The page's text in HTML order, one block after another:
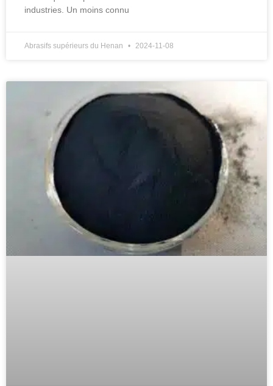
industries. Un moins connu
Abrasifs supérieurs du Henan 2024-11-08